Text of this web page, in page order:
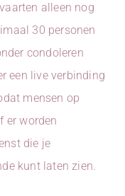
alleen nog
30 personen
condoleren
een live verbinding
mensen op
er worden
die je
kunt laten zien.